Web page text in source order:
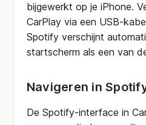
bijgewerkt op je iPhone.
CarPlay via een USB-
Spotify verschijnt
startscherm als een van
Navigeren in
De Spotify-interface in